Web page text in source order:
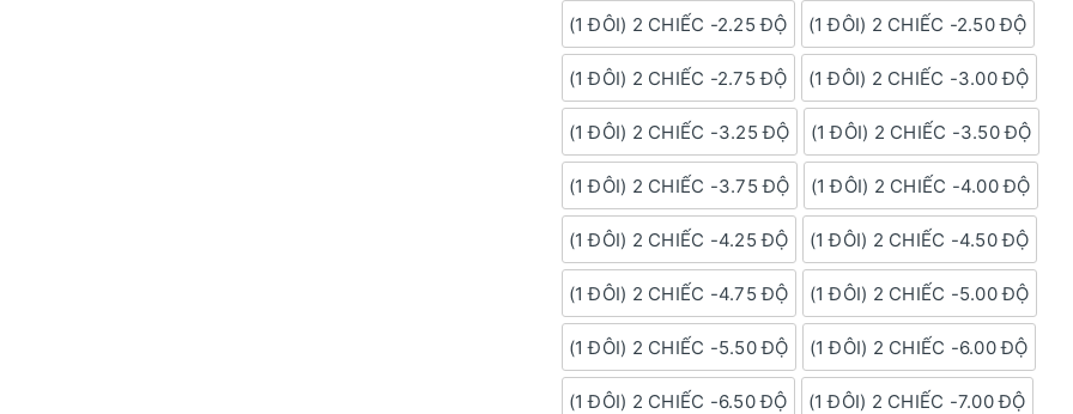
(1 ĐÔI) 2 CHIẾC -2.25 ĐỘ (1 ĐÔI) 2 CHIẾC -2.50 ĐỘ
(1 ĐÔI) 2 CHIẾC -2.75 ĐỘ (1 ĐÔI) 2 CHIẾC -3.00 ĐỘ
(1 ĐÔI) 2 CHIẾC -3.25 ĐỘ (1 ĐÔI) 2 CHIẾC -3.50 ĐỘ
(1 ĐÔI) 2 CHIẾC -3.75 ĐỘ (1 ĐÔI) 2 CHIẾC -4.00 ĐỘ
(1 ĐÔI) 2 CHIẾC -4.25 ĐỘ (1 ĐÔI) 2 CHIẾC -4.50 ĐỘ
(1 ĐÔI) 2 CHIẾC -4.75 ĐỘ (1 ĐÔI) 2 CHIẾC -5.00 ĐỘ
(1 ĐÔI) 2 CHIẾC -5.50 ĐỘ (1 ĐÔI) 2 CHIẾC -6.00 ĐỘ
(1 ĐÔI) 2 CHIẾC -6.50 ĐỘ (1 ĐÔI) 2 CHIẾC -7.00 ĐỘ